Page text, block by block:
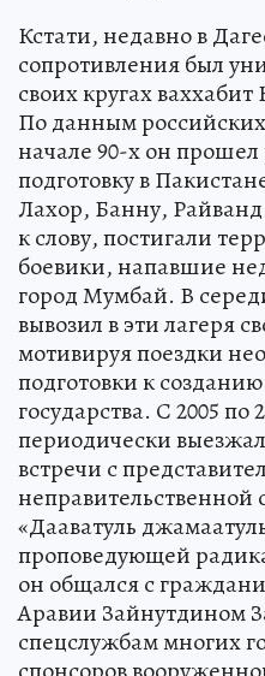
Кстати, недавно в
сопротивления был
своих кругах
По данным
начале 90-х он
подготовку в
Лахор, Банну,
к слову, постигали
боевики, напавшие
город Мумбай. В
вывозил в эти лагеря
мотивируя поездки
подготовки к
государства. С 2005 по
периодически
встречи с
неправительственной
«Дааватуль
проповедующей
он общался с
Аравии Зайнутдином
спецслужбам многих